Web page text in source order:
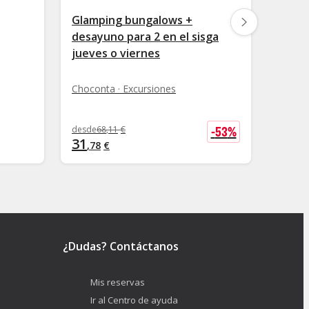
Glamping bungalows +
desayuno para 2 en el sisga
jueves o viernes
Choconta · Excursiones
desde68,11 €
31 ,78 €
-53%
¿Dudas? Contáctanos
Mis reservas
Ir al Centro de ayuda